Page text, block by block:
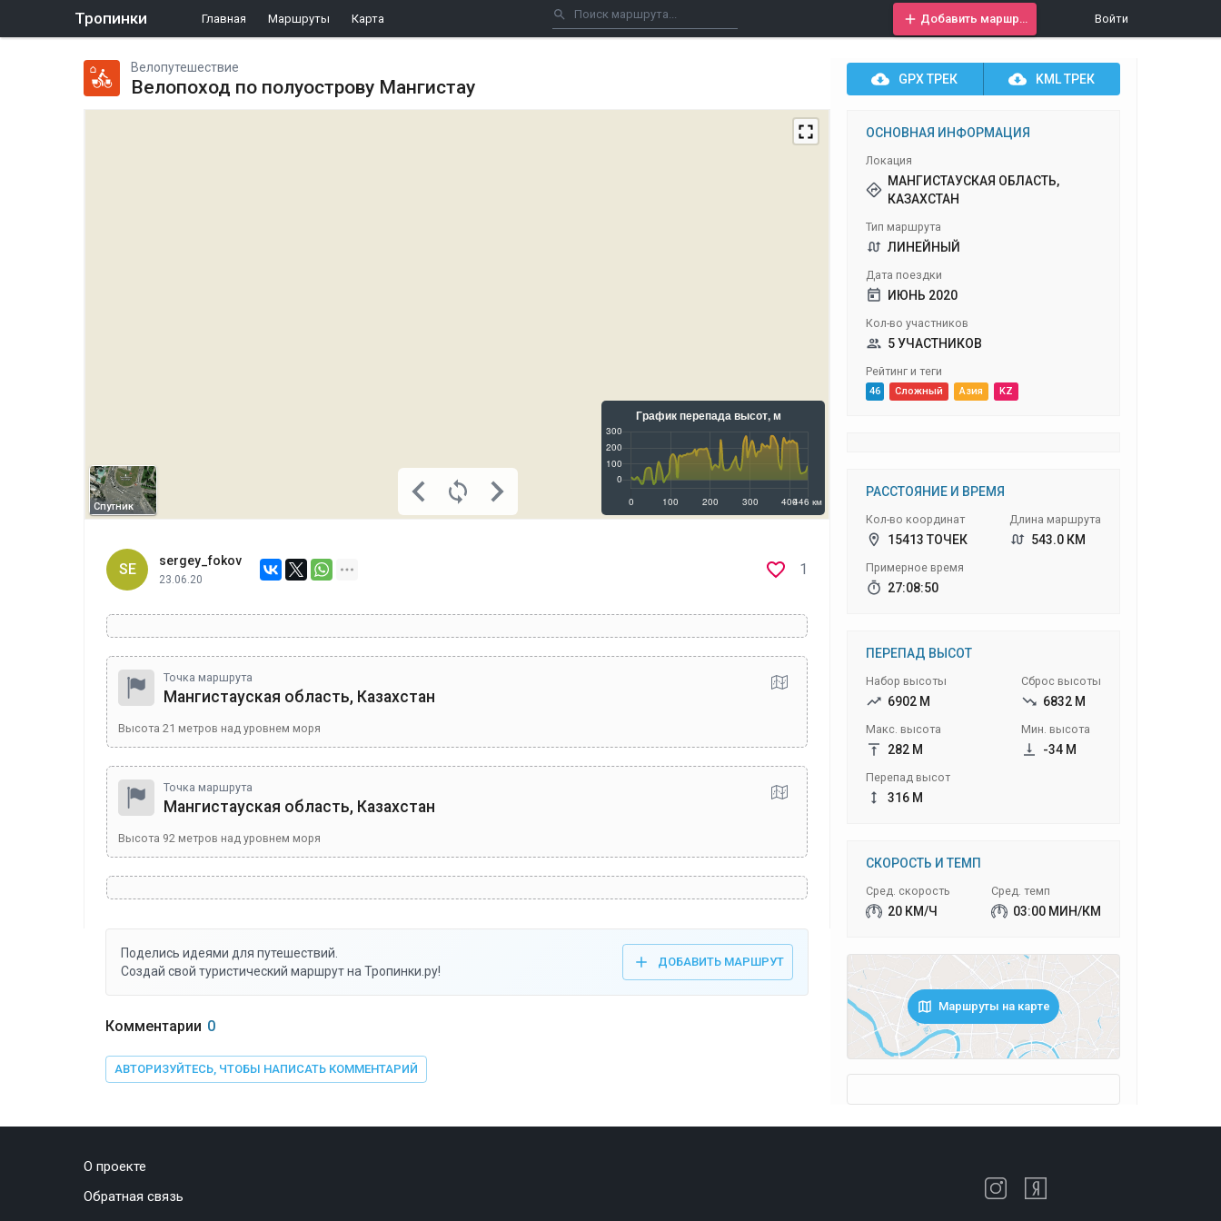
Тропинки Главная Маршруты Карта Войти
Велопутешествие
Велопоход по полуострову Мангистау
Спутник
SE
sergey_fokov
23.06.20
1
Точка маршрута
Мангистауская область, Казахстан
Высота 21 метров над уровнем моря
Точка маршрута
Мангистауская область, Казахстан
Высота 92 метров над уровнем моря
Поделись идеями для путешествий.
Создай свой туристический маршрут на Тропинки.ру!
ДОБАВИТЬ МАРШРУТ
Комментарии 0
АВТОРИЗУЙТЕСЬ, ЧТОБЫ НАПИСАТЬ КОММЕНТАРИЙ
GPXТРЕК KMLТРЕК
ОСНОВНАЯ ИНФОРМАЦИЯ
Локация
МАНГИСТАУСКАЯ ОБЛАСТЬ,
КАЗАХСТАН
Тип маршрута
ЛИНЕЙНЫЙ
Дата поездки
ИЮНЬ 2020
Кол-во участников
5 УЧАСТНИКОВ
Рейтинг и теги
46 Сложный Азия KZ
РАССТОЯНИЕ И ВРЕМЯ
Кол-во координат
15413 ТОЧЕК
Примерное время
27:08:50
Длина маршрута
543.0 КМ
ПЕРЕПАД ВЫСОТ
Набор высоты
6902 М
Макс. высота
282 М
Перепад высот
316 М
Сброс высоты
6832 М
Мин. высота
-34 М
СКОРОСТЬ И ТЕМП
Сред. скорость
20 КМ/Ч
Сред. темп
03:00 МИН/КМ
Маршруты на карте
О проекте
Обратная связь